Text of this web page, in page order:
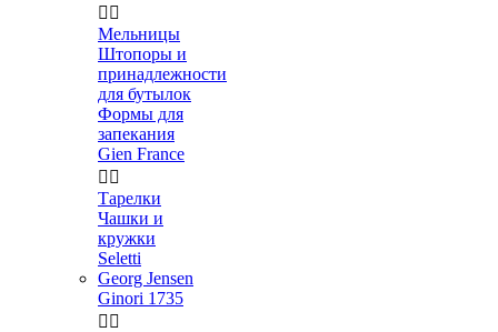
 
Мельницы
Штопоры и
принадлежности
для бутылок
Формы для
запекания
Gien France
 
Тарелки
Чашки и
кружки
Seletti
Georg Jensen
Ginori 1735
 